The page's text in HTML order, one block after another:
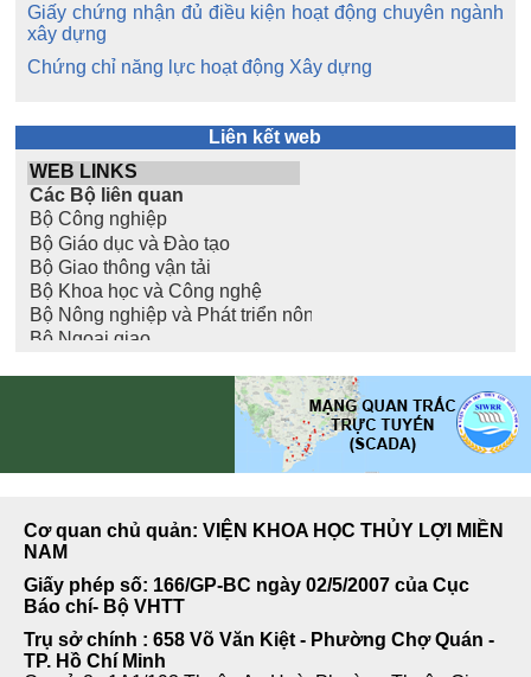
Giấy chứng nhận đủ điều kiện hoạt động chuyên ngành
xây dựng
Chứng chỉ năng lực hoạt động Xây dựng
Liên kết web
Cơ quan chủ quản: VIỆN KHOA HỌC THỦY LỢI MIỀN
NAM
Giấy phép số: 166/GP-BC ngày 02/5/2007 của Cục
Báo chí- Bộ VHTT
Trụ sở chính : 658 Võ Văn Kiệt - Phường Chợ Quán -
TP. Hồ Chí Minh